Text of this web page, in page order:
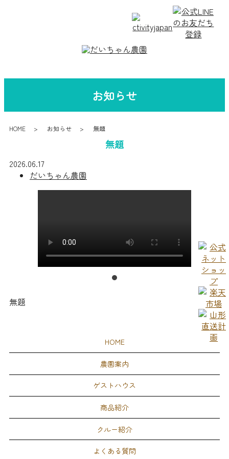
お知らせ
HOME お知らせ 無題
無題
2026.06.17
だいちゃん農園
無題
HOME
農園案内
ゲストハウス
商品紹介
クルー紹介
よくある質問